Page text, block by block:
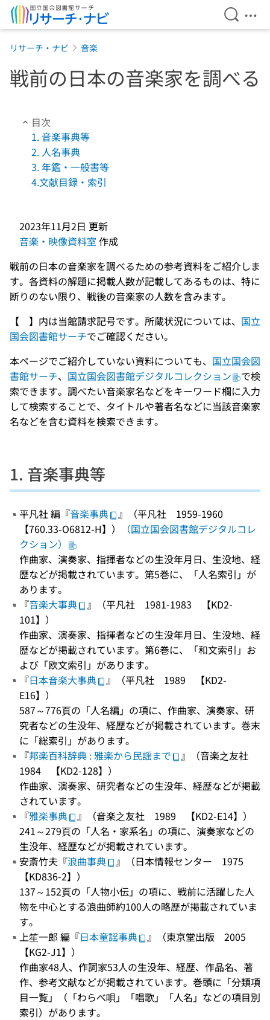
検索を
メ
リサーチ・ナビ 音楽
戦前の日本の音楽家を調べる
目次
1. 音楽事典等
2. 人名事典
3. 年鑑・一般書等
4.文献目録・索引
2023年11月2日 更新
音楽・映像資料室 作成
戦前の日本の音楽家を調べるための参考資料をご紹介しま
す。各資料の解題に掲載人数が記載してあるものは、特に
断りのない限り、戦後の音楽家の人数を含みます。
【 】内は当館請求記号です。所蔵状況については、 国立
国会図書館サーチでご確認ください。
本ページでご紹介していない資料についても、 国立国会図
書館サーチ、 国立国会図書館デジタルコレクション
で検
索できます。調べたい音楽家名などをキーワード欄に入力
して検索することで、タイトルや著者名などに当該音楽家
名などを含む資料を検索できます。
1. 音楽事典等
平凡社 編『音楽事典
』（平凡社 1959-1960
【760.33-O6812-H】）
（国立国会図書館デジタルコレ
クション）
作曲家、演奏家、指揮者などの生没年月日、生没地、経
歴などが掲載されています。第5巻に、「人名索引」が
あります。
『音楽大事典
』（平凡社 1981-1983 【KD2-
101】）
作曲家、演奏家、指揮者などの生没年月日、生没地、経
歴などが掲載されています。第6巻に、「和文索引」お
よび「欧文索引」があります。
『日本音楽大事典
』（平凡社 1989 【KD2-
E16】）
587～776頁の「人名編」の項に、作曲家、演奏家、研
究者などの生没年、経歴などが掲載されています。巻末
に「総索引」があります。
『邦楽百科辞典 : 雅楽から民謡まで
』（音楽之友社
1984 【KD2-128】）
作曲家、演奏家、研究者などの生没年、経歴などが掲載
されています。
『雅楽事典
』（音楽之友社 1989 【KD2-E14】）
241～279頁の「人名・家系名」の項に、演奏家などの
生没年、経歴などが掲載されています。
安斎竹夫『浪曲事典
』（日本情報センター 1975
【KD836-2】）
137～152頁の「人物小伝」の項に、戦前に活躍した人
物を中心とする浪曲師約100人の略歴が掲載されていま
す。
上笙一郎 編『日本童謡事典
』（東京堂出版 2005
【KG2-J1】）
作曲家48人、作詞家53人の生没年、経歴、作品名、著
作、参考文献などが掲載されています。巻頭に「分類項
目一覧」（「わらべ唄」「唱歌」「人名」などの項目別
索引）があります。